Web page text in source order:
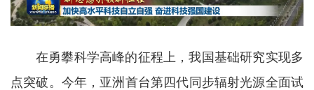
在勇攀科学高峰的征程上，我国基础研究实现多
点突破。今年，亚洲首台第四代同步辐射光源全面试